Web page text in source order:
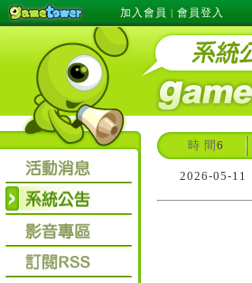
加入會員 | 會員登入
時 間 6
2026-05-11